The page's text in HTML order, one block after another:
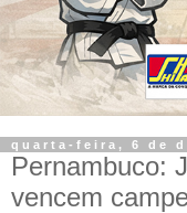
quarta-feira, 6 de
Pernambuco:
vencem